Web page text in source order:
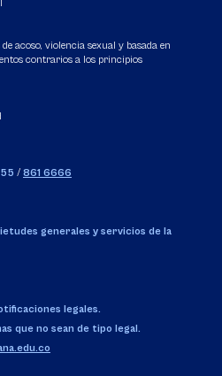
acoso, violencia sexual y basada en
contrarios a los principios
/ 861 6666
generales y servicios de la
legales.
que no sean de tipo legal.